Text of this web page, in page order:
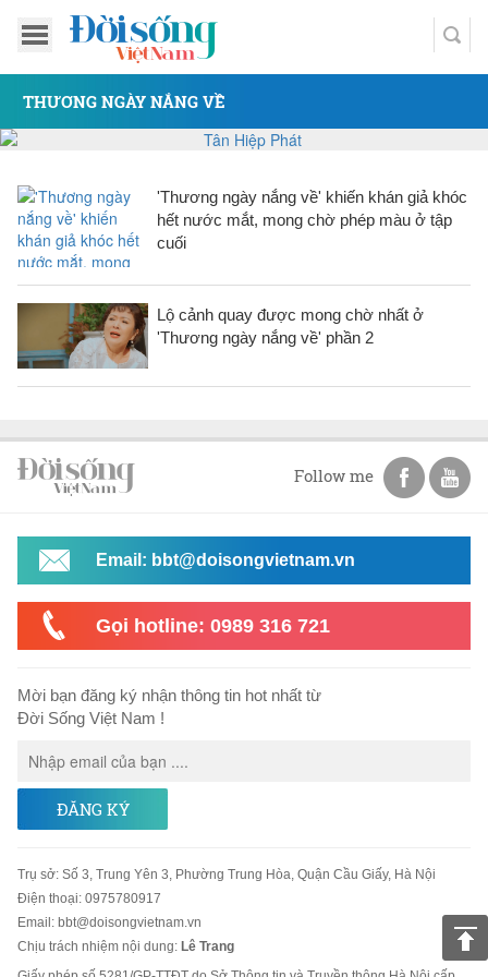
THƯƠNG NGÀY NẮNG VỀ
'Thương ngày nắng về' khiến khán giả khóc
hết nước mắt, mong chờ phép màu ở tập
cuối
Lộ cảnh quay được mong chờ nhất ở
'Thương ngày nắng về' phần 2
Follow me
Email: bbt@doisongvietnam.vn
Gọi hotline: 0989 316 721
Mời bạn đăng ký nhận thông tin hot nhất từ
Đời Sống Việt Nam !
ĐĂNG KÝ
Trụ sở: Số 3, Trung Yên 3, Phường Trung Hòa, Quận Cầu Giấy, Hà Nội
Điện thoại: 0975780917
Email: bbt@doisongvietnam.vn
Chịu trách nhiệm nội dung: Lê Trang